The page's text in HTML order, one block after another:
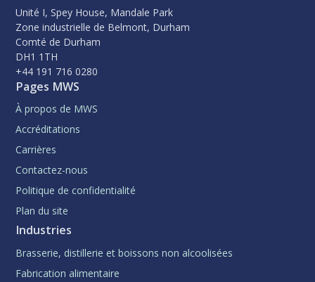
Unité I, Spey House, Mandale Park
Zone industrielle de Belmont, Durham
Comté de Durham
DH1 1TH
+44 191 716 0280
Pages MWS
À propos de MWS
Accréditations
Carrières
Contactez-nous
Politique de confidentialité
Plan du site
Industries
Brasserie, distillerie et boissons non alcoolisées
Fabrication alimentaire